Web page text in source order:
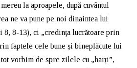
la aproapele, după cuvântul
ne va pune pe noi dinaintea lui
8, 8-13), ci „credinţa lucrătoare prin
faptele cele bune și bineplăcute lui
vorbim de spre zilele cu „harți”,